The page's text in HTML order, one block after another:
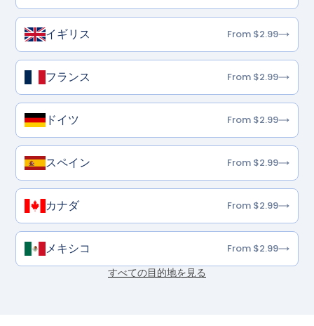
イギリス From $2.99
フランス From $2.99
ドイツ From $2.99
スペイン From $2.99
カナダ From $2.99
メキシコ From $2.99
すべての目的地を見る